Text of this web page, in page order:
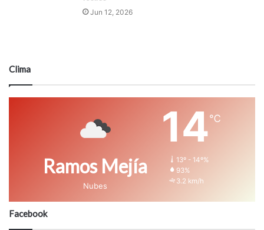
Jun 12, 2026
Clima
Ramos Mejía
Nubes
14℃
13º - 14º%
93%
3.2 km/h
Facebook